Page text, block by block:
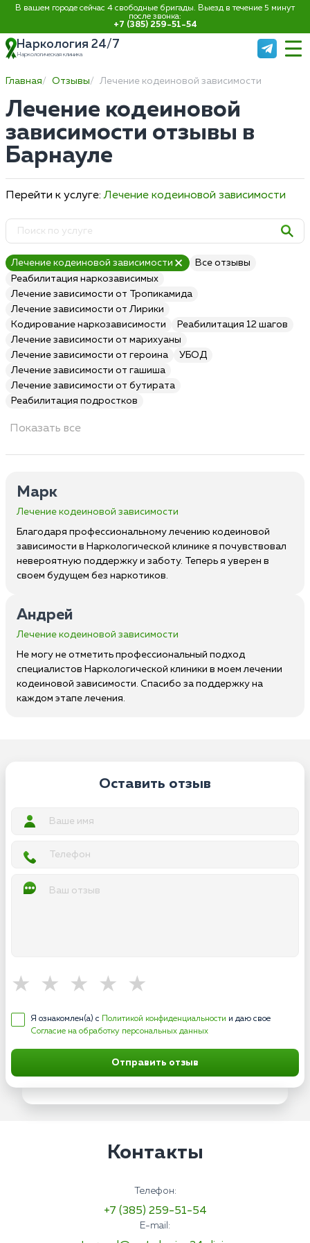
В вашем городе сейчас 4 свободные бригады. Выезд в течение 5 минут
после звонка:
+7 (385) 259-51-54
Наркология 24/7
Наркологическая клиника
Главная Отзывы Лечение кодеиновой зависимости
Лечение кодеиновой
зависимости отзывы в
Барнауле
Перейти к услуге:Лечение кодеиновой зависимости
Лечение кодеиновой зависимости
Все отзывы
Реабилитация наркозависимых
Лечение зависимости от Тропикамида
Лечение зависимости от Лирики
Кодирование наркозависимости
Реабилитация 12 шагов
Лечение зависимости от марихуаны
Лечение зависимости от героина
УБОД
Лечение зависимости от гашиша
Лечение зависимости от бутирата
Реабилитация подростков
Показать все
Марк
Лечение кодеиновой зависимости
Благодаря профессиональному лечению кодеиновой
зависимости в Наркологической клинике я почувствовал
невероятную поддержку и заботу. Теперь я уверен в
своем будущем без наркотиков.
Андрей
Лечение кодеиновой зависимости
Не могу не отметить профессиональный подход
специалистов Наркологической клиники в моем лечении
кодеиновой зависимости. Спасибо за поддержку на
каждом этапе лечения.
Оставить отзыв
Я ознакомлен(а) с Политикой конфиденциальности и даю свое
Согласие на обработку персональных данных
Отправить отзыв
Контакты
Телефон:
+7 (385) 259-51-54
E-mail: